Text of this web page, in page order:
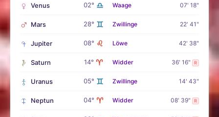
Venus 02° ♎ Waage 07' 18"
Mars 28° ♊ Zwillinge 22' 41"
Jupiter 08° ♌ Löwe 42' 38"
Saturn 14° ♈ Widder 36' 16" R
Uranus 05° ♊ Zwillinge 14' 43"
Neptun 04° ♈ Widder 08' 39" R